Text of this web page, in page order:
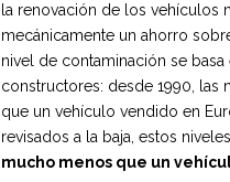
la renovación de los vehículos
mecánicamente un ahorro
nivel de contaminación se basa
constructores: desde 1990, las
que un vehículo vendido en
revisados a la baja, estos
mucho menos que un